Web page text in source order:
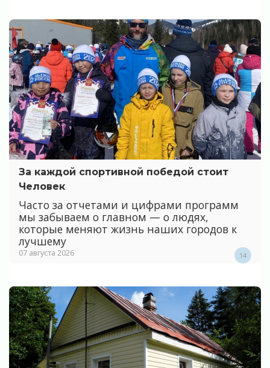
За каждой спортивной победой стоит
Человек
Часто за отчетами и цифрами программ
мы забываем о главном — о людях,
которые меняют жизнь наших городов к
лучшему
07 августа 2026 14